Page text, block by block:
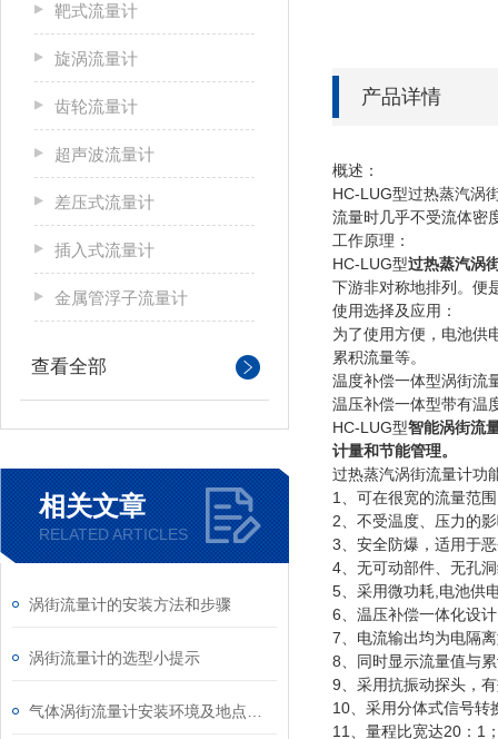
靶式流量计
旋涡流量计
齿轮流量计
超声波流量计
差压式流量计
插入式流量计
金属管浮子流量计
查看全部
相关文章
RELATED ARTICLES
涡街流量计的安装方法和步骤
涡街流量计的选型小提示
产品详情
概述：
HC-LUG型过热蒸汽涡
流量时几乎不受流体密
工作原理：
HC-LUG型过热蒸汽涡
下游非对称地排列。便
使用选择及应用：
为了使用方便，电池供
累积流量等。
温度补偿一体型涡街流
温压补偿一体型带有温
HC-LUG型智能涡街流
计量和节能管理。
过热蒸汽涡街流量计功
1、可在很宽的流量范
2、不受温度、压力的
3、安全防爆，适用于
4、无可动部件、无孔
5、采用微功耗,电池供
6、温压补偿一体化设
7、电流输出均为电隔
8、同时显示流量值与
9、采用抗振动探头，
10、采用分体式信号
11、量程比宽达20：1